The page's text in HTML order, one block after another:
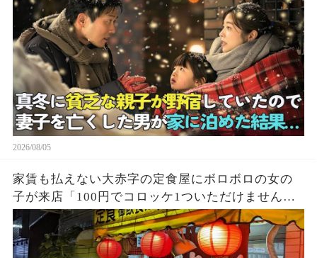
2026/08/05
家賃も払えない大赤字の定食屋にボロボロの女の
子が来店「100円でコロッケ1ついただけません
か？」ハンバーグ定食をご馳走し満腹になった少
女→後日、黒い高級車が次々に現れて…